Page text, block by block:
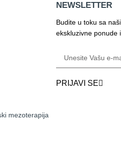
mezoterapija
NEWSLETTER
Budite u toku sa
ekskluzivne ponude
PRIJAVI SE